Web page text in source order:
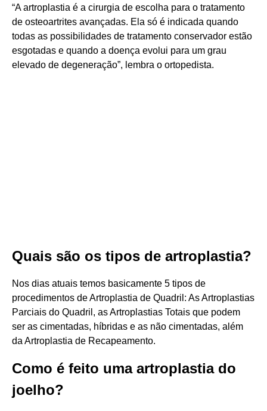
“A artroplastia é a cirurgia de escolha para o tratamento
de osteoartrites avançadas. Ela só é indicada quando
todas as possibilidades de tratamento conservador estão
esgotadas e quando a doença evolui para um grau
elevado de degeneração”, lembra o ortopedista.
Quais são os tipos de artroplastia?
Nos dias atuais temos basicamente 5 tipos de
procedimentos de Artroplastia de Quadril: As Artroplastias
Parciais do Quadril, as Artroplastias Totais que podem
ser as cimentadas, híbridas e as não cimentadas, além
da Artroplastia de Recapeamento.
Como é feito uma artroplastia do
joelho?